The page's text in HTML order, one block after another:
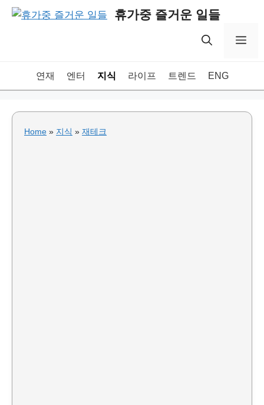
Skip
휴가중 즐거운 일들
연재 엔터 지식 라이프 트렌드 ENG
Home » 지식 » 재테크